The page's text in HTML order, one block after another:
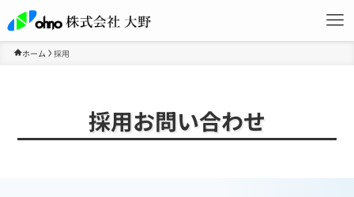
ホーム 採用
採用お問い合わせ